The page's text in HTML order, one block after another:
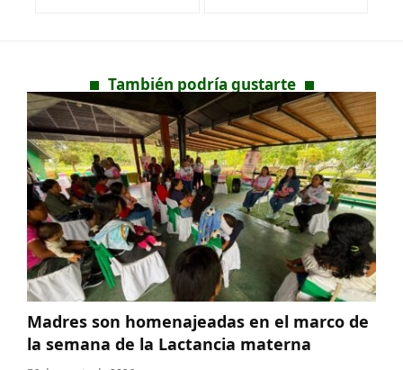
También podría gustarte
Madres son homenajeadas en el marco de
la semana de la Lactancia materna